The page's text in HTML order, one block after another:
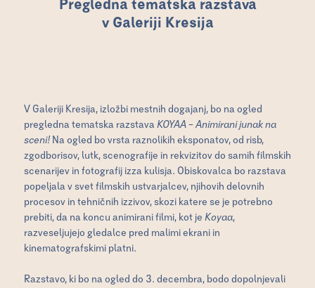
Pregledna tematska razstava
v Galeriji Kresija
V Galeriji Kresija, izložbi mestnih dogajanj, bo na ogled
pregledna tematska razstava KOYAA – Animirani junak na
sceni! Na ogled bo vrsta raznolikih eksponatov, od risb,
zgodborisov, lutk, scenografije in rekvizitov do samih filmskih
scenarijev in fotografij izza kulisja. Obiskovalca bo razstava
popeljala v svet filmskih ustvarjalcev, njihovih delovnih
procesov in tehničnih izzivov, skozi katere se je potrebno
prebiti, da na koncu animirani filmi, kot je Koyaa,
razveseljujejo gledalce pred malimi ekrani in
kinematografskimi platni.
Razstavo, ki bo na ogled do 3. decembra, bodo dopolnjevali